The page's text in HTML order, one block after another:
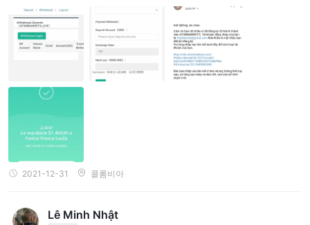
2021-12-31 콜롬비아
Lê Minh Nhật